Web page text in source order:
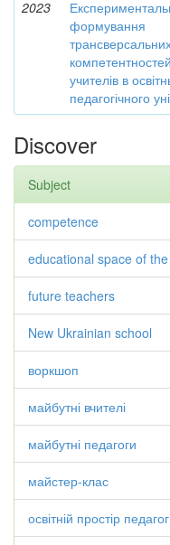
2023
формування
учителів в
педагогічного
Discover
Subject
competence
educational space of
future teachers
New Ukrainian school
воркшоп
майбутні вчителі
майбутні педагоги
майстер-клас
освітній простір